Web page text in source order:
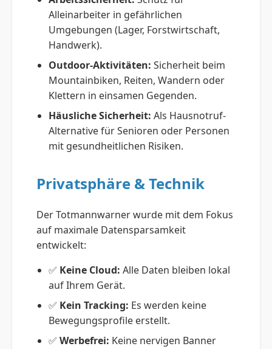
Alleinarbeiter in gefährlichen
Umgebungen (Lager, Forstwirtschaft,
Handwerk).
Outdoor-Aktivitäten: Sicherheit beim
Mountainbiken, Reiten, Wandern oder
Klettern in einsamen Gegenden.
Häusliche Sicherheit: Als Hausnotruf-
Alternative für Senioren oder Personen
mit gesundheitlichen Risiken.
Privatsphäre & Technik
Der Totmannwarner wurde mit dem Fokus
auf maximale Datensparsamkeit
entwickelt:
✅ Keine Cloud: Alle Daten bleiben lokal
auf Ihrem Gerät.
✅ Kein Tracking: Es werden keine
Bewegungsprofile erstellt.
✅ Werbefrei: Keine nervigen Banner